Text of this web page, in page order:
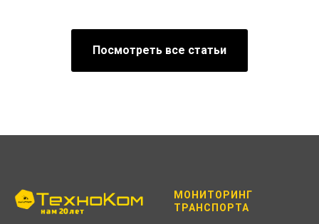
Посмотреть все статьи
МОНИТОРИНГ
ТРАНСПОРТА